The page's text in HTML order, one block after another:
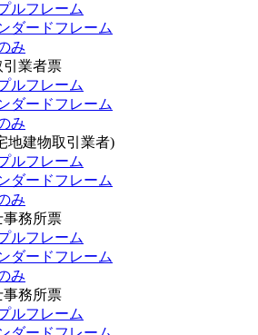
ルフレーム
ダードフレーム
み
引業者票
ルフレーム
ダードフレーム
み
地建物取引業者)
ルフレーム
ダードフレーム
み
事務所票
ルフレーム
ダードフレーム
み
事務所票
ルフレーム